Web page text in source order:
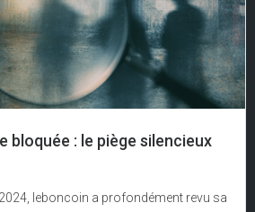
bloquée : le piège silencieux
leboncoin a profondément revu sa